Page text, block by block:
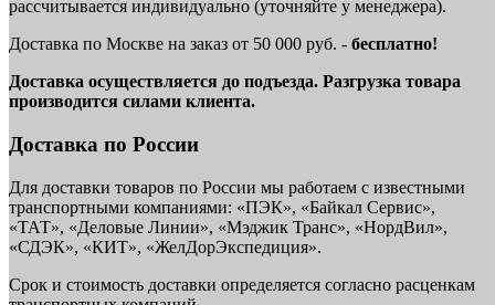
рассчитывается индивидуально (уточняйте у менеджера).
Доставка по Москве на заказ от 50 000 руб. - бесплатно!
Доставка осуществляется до подъезда. Разгрузка товара
производится силами клиента.
Доставка по России
Для доставки товаров по России мы работаем с известными
транспортными компаниями: «ПЭК», «Байкал Сервис»,
«ТАТ», «Деловые Линии», «Мэджик Транс», «НордВил»,
«СДЭК», «КИТ», «ЖелДорЭкспедиция».
Срок и стоимость доставки определяется согласно расценкам